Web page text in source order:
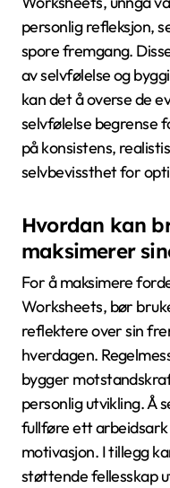
Hvilke
når man
Worksheets?
For å maksimere
Worksheets, unngå
personlig refleksjon,
spore fremgang.
av selvfølelse og
kan det å overse de